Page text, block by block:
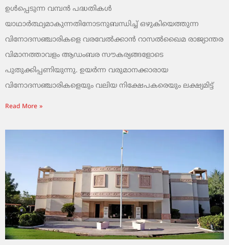
ഉൾപ്പെടുന്ന വമ്പൻ പദ്ധതികൾ
യാഥാർത്ഥ്യമാകുന്നതിനോടനുബന്ധിച്ച് ഒഴുകിയെത്തുന്ന
വിനോദസഞ്ചാരികളെ വരവേൽക്കാൻ റാസൽഖൈമ രാജ്യാന്തര
വിമാനത്താവളം ആഡംബര സൗകര്യങ്ങളോടെ
പുതുക്കിപ്പണിയുന്നു. ഉയർന്ന വരുമാനക്കാരായ
വിനോദസഞ്ചാരികളെയും വലിയ നിക്ഷേപകരെയും ലക്ഷ്യമിട്ട്
Read More »